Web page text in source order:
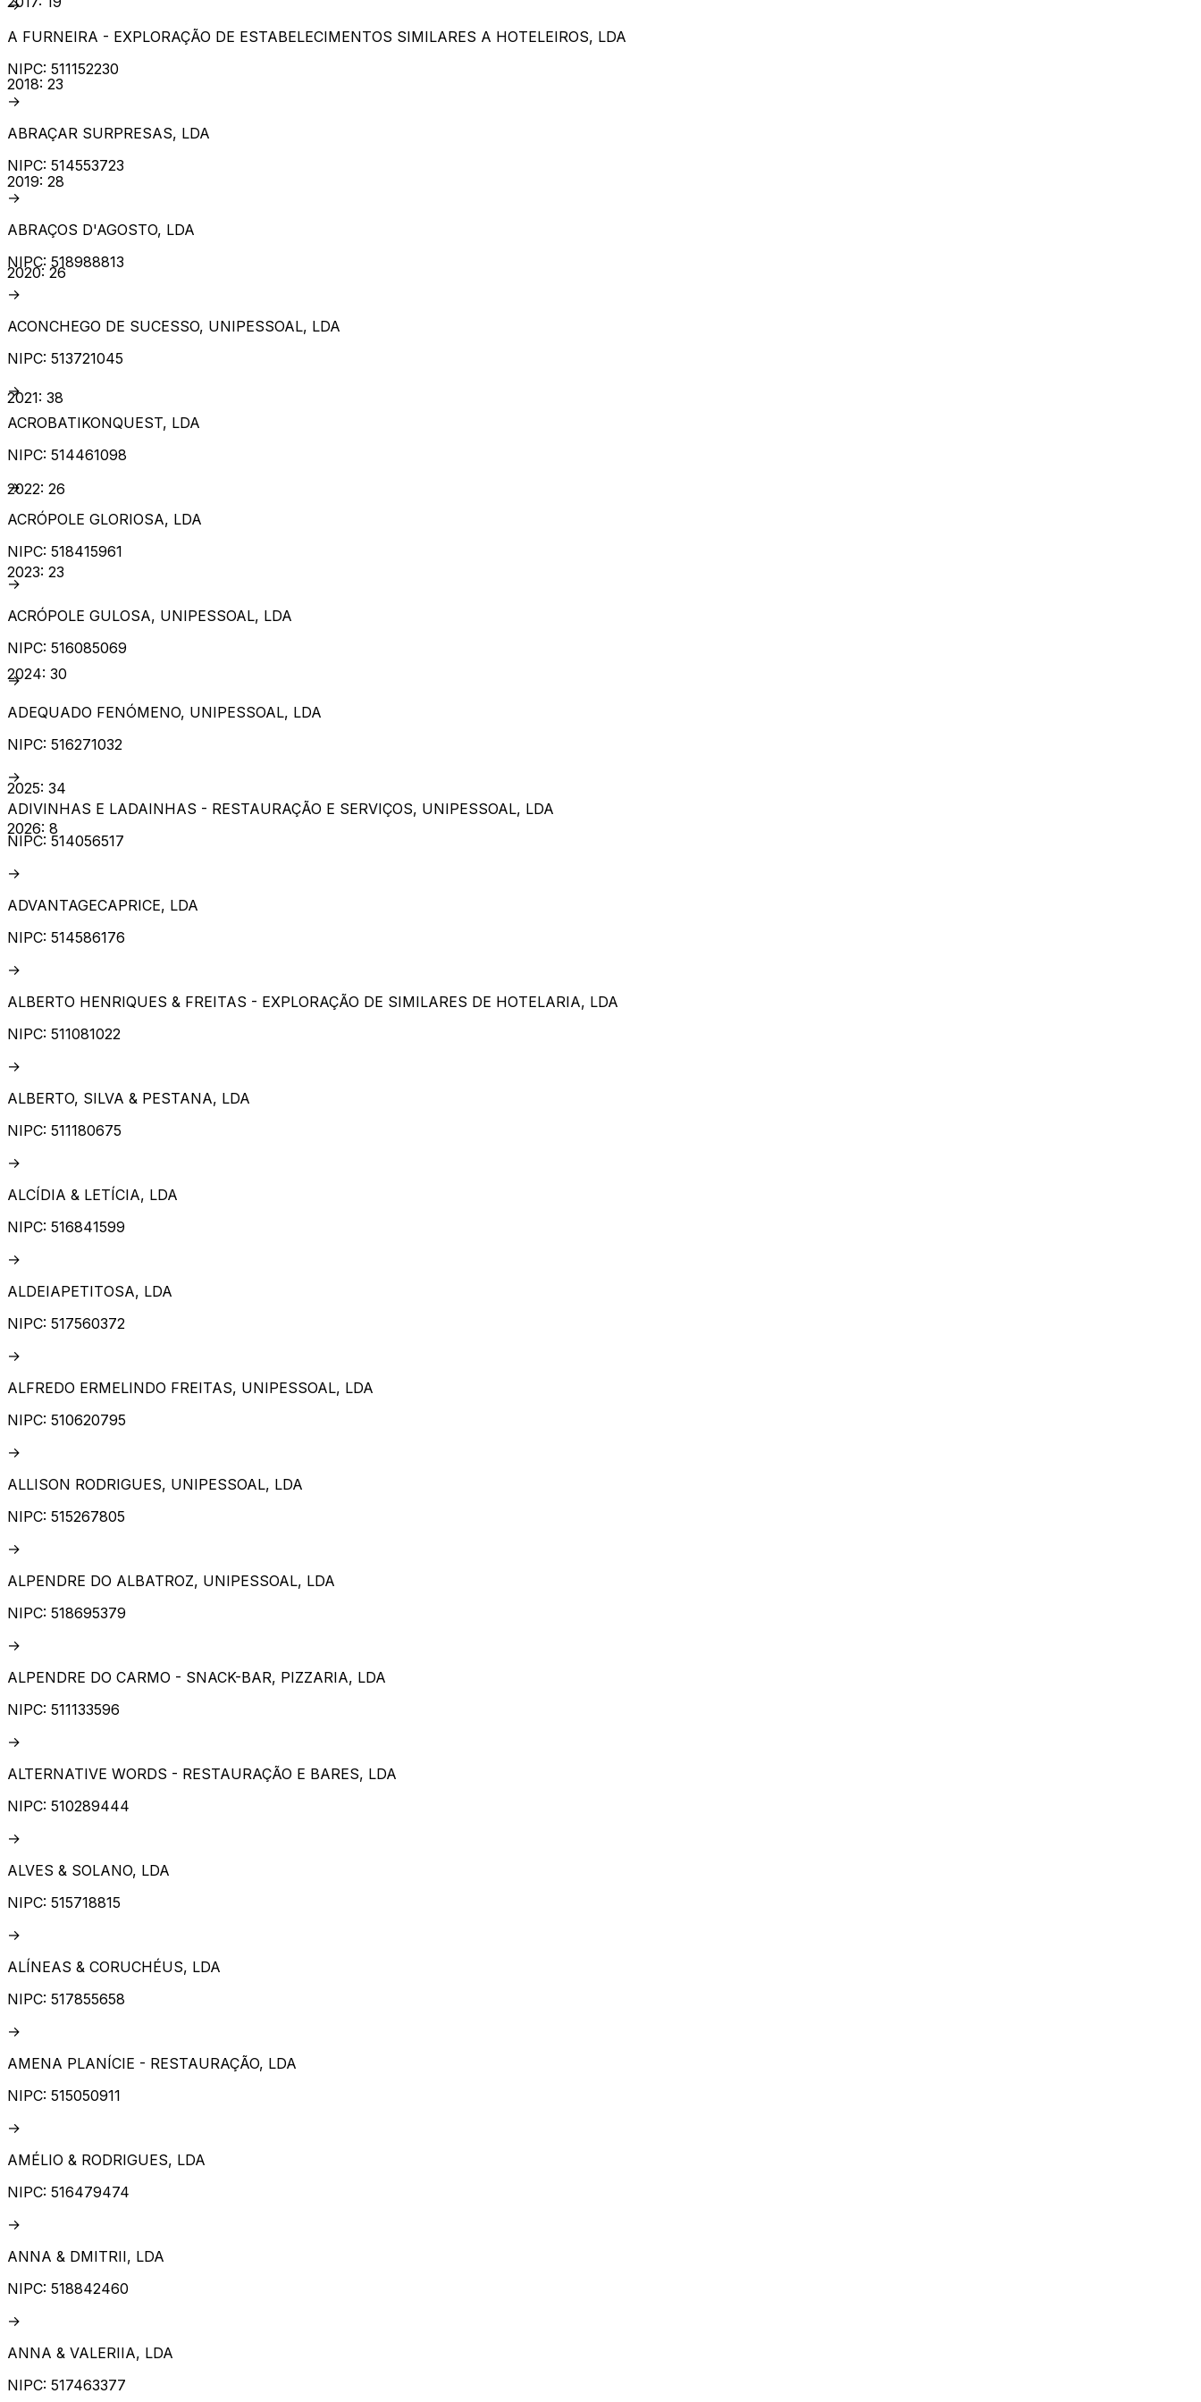
2018: 23
2019: 28
2020: 26
2021: 38
2022: 26
2023: 23
2024: 30
2025: 34
2026: 8
→
A FURNEIRA - EXPLORAÇÃO DE ESTABELECIMENTOS SIMILARES A HOTELEIROS, LDA
NIPC: 511152230
→
ABRAÇAR SURPRESAS, LDA
NIPC: 514553723
→
ABRAÇOS D'AGOSTO, LDA
NIPC: 518988813
→
ACONCHEGO DE SUCESSO, UNIPESSOAL, LDA
NIPC: 513721045
→
ACROBATIKONQUEST, LDA
NIPC: 514461098
→
ACRÓPOLE GLORIOSA, LDA
NIPC: 518415961
→
ACRÓPOLE GULOSA, UNIPESSOAL, LDA
NIPC: 516085069
→
ADEQUADO FENÓMENO, UNIPESSOAL, LDA
NIPC: 516271032
→
ADIVINHAS E LADAINHAS - RESTAURAÇÃO E SERVIÇOS, UNIPESSOAL, LDA
NIPC: 514056517
→
ADVANTAGECAPRICE, LDA
NIPC: 514586176
→
ALBERTO HENRIQUES & FREITAS - EXPLORAÇÃO DE SIMILARES DE HOTELARIA, LDA
NIPC: 511081022
→
ALBERTO, SILVA & PESTANA, LDA
NIPC: 511180675
→
ALCÍDIA & LETÍCIA, LDA
NIPC: 516841599
→
ALDEIAPETITOSA, LDA
NIPC: 517560372
→
ALFREDO ERMELINDO FREITAS, UNIPESSOAL, LDA
NIPC: 510620795
→
ALLISON RODRIGUES, UNIPESSOAL, LDA
NIPC: 515267805
→
ALPENDRE DO ALBATROZ, UNIPESSOAL, LDA
NIPC: 518695379
→
ALPENDRE DO CARMO - SNACK-BAR, PIZZARIA, LDA
NIPC: 511133596
→
ALTERNATIVE WORDS - RESTAURAÇÃO E BARES, LDA
NIPC: 510289444
→
ALVES & SOLANO, LDA
NIPC: 515718815
→
ALÍNEAS & CORUCHÉUS, LDA
NIPC: 517855658
→
AMENA PLANÍCIE - RESTAURAÇÃO, LDA
NIPC: 515050911
→
AMÉLIO & RODRIGUES, LDA
NIPC: 516479474
→
ANNA & DMITRII, LDA
NIPC: 518842460
→
ANNA & VALERIIA, LDA
NIPC: 517463377